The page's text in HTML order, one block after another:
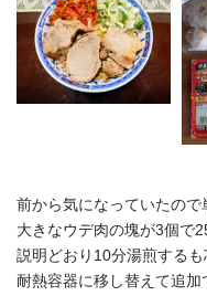
前から気になっていたので
大きなウデ肉の塊が3個で
説明どおり10分湯煎するも
耐熱容器に移し替えて追